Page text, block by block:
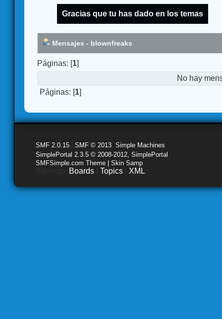
Gracias que tu has dado en los temas
Mensajes - blownfreaks
Páginas: [1]
No hay
Páginas: [1]
SMF 2.0.15 SMF © 2013 Simple Machines
SimplePortal 2.3.5 © 2008-2012, SimplePortal
SMFSimple.com Theme | Skin Samp
Boards Topics XML